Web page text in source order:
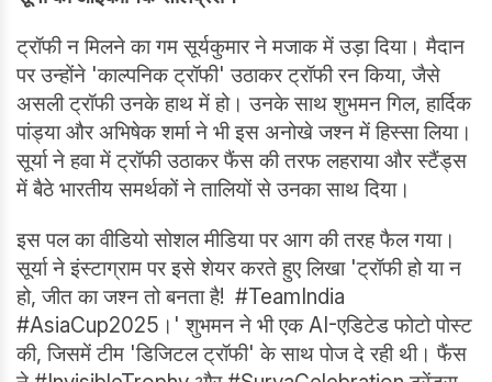
ट्रॉफी न मिलने का गम सूर्यकुमार ने मजाक में उड़ा दिया। मैदान
पर उन्होंने 'काल्पनिक ट्रॉफी' उठाकर ट्रॉफी रन किया, जैसे
असली ट्रॉफी उनके हाथ में हो। उनके साथ शुभमन गिल, हार्दिक
पांड्या और अभिषेक शर्मा ने भी इस अनोखे जश्न में हिस्सा लिया।
सूर्या ने हवा में ट्रॉफी उठाकर फैंस की तरफ लहराया और स्टैंड्स
में बैठे भारतीय समर्थकों ने तालियों से उनका साथ दिया।
इस पल का वीडियो सोशल मीडिया पर आग की तरह फैल गया।
सूर्या ने इंस्टाग्राम पर इसे शेयर करते हुए लिखा 'ट्रॉफी हो या न
हो, जीत का जश्न तो बनता है! #TeamIndia
#AsiaCup2025।' शुभमन ने भी एक AI-एडिटेड फोटो पोस्ट
की, जिसमें टीम 'डिजिटल ट्रॉफी' के साथ पोज दे रही थी। फैंस